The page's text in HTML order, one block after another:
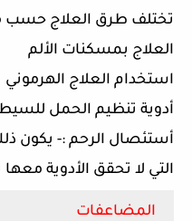
تختلف طرق العلاج حسب
العلاج بمسكنات الألم
استخدام العلاج الهرموني
أدوية تنظيم الحمل
أستئصال الرحم :- يكون
التي لا تحقق الأدوية
المضاعفات